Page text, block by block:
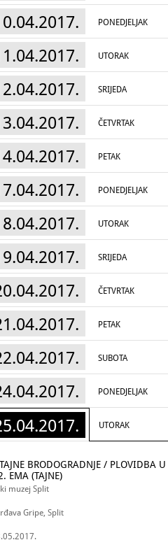
PONEDJELJAK
UTORAK
SRIJEDA
ČETVRTAK
PETAK
PONEDJELJAK
UTORAK
SRIJEDA
ČETVRTAK
PETAK
SUBOTA
PONEDJELJAK
UTORAK
BRODOGRADNJE / PLOVIDBA U
EMA (TAJNE)
muzej Split
Gripe, Split